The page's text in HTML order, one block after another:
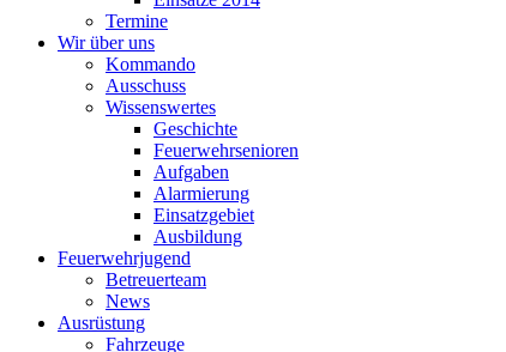
Termine
Wir über uns
Kommando
Ausschuss
Wissenswertes
Geschichte
Feuerwehrsenioren
Aufgaben
Alarmierung
Einsatzgebiet
Ausbildung
Feuerwehrjugend
Betreuerteam
News
Ausrüstung
Fahrzeuge